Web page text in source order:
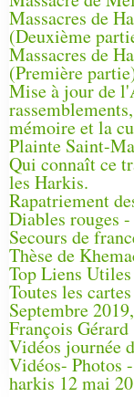
Massacres de
(Deuxième
Massacres de
(Première
Mise à jour de
mémoire et la
Plainte Saint-
Qui connaît ce
les Harkis.
Rapatriement
Diables rouges -
Secours de
Thèse de
Top Liens
Toutes les
Septembre
François Gérard
Vidéos journée
Vidéos- Photos
harkis 12 mai